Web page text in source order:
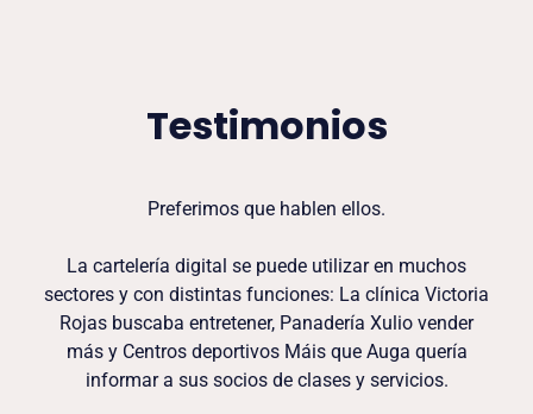
Testimonios
Preferimos que hablen ellos.
La cartelería digital se puede utilizar en muchos
sectores y con distintas funciones: La clínica Victoria
Rojas buscaba entretener, Panadería Xulio vender
más y Centros deportivos Máis que Auga quería
informar a sus socios de clases y servicios.